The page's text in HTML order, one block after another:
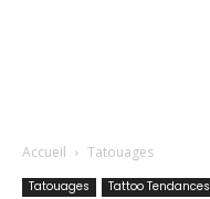
Accueil Tatouages
Tatouages Tattoo Tendances